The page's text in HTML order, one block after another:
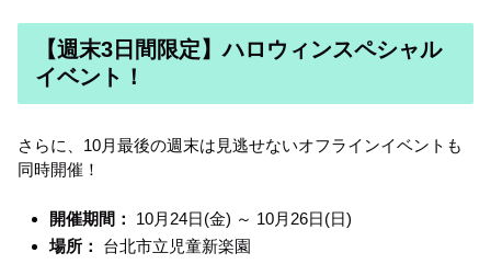
【週末3日間限定】ハロウィンスペシャル
イベント！
さらに、10月最後の週末は見逃せないオフラインイベントも
同時開催！
開催期間：
10月24日(金) ～ 10月26日(日)
場所：
台北市立児童新楽園